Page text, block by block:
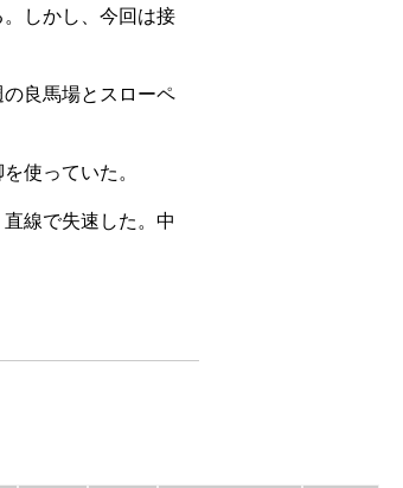
しかし、今回は接
良馬場とスローペ
使っていた。
線で失速した。中